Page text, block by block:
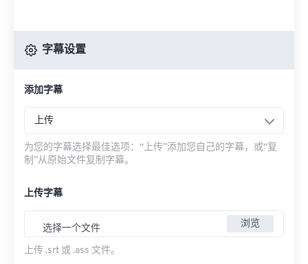
字幕设置
添加字幕
上传
为您的字幕选择最佳选项：“上传”添加您自己的字幕，或“复
制”从原始文件复制字幕。
上传字幕
选择一个文件 浏览
上传 .srt 或 .ass 文件。